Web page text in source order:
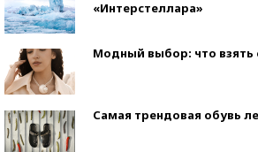
«Интерстеллара»
Модный выбор: что взять
Самая трендовая обувь